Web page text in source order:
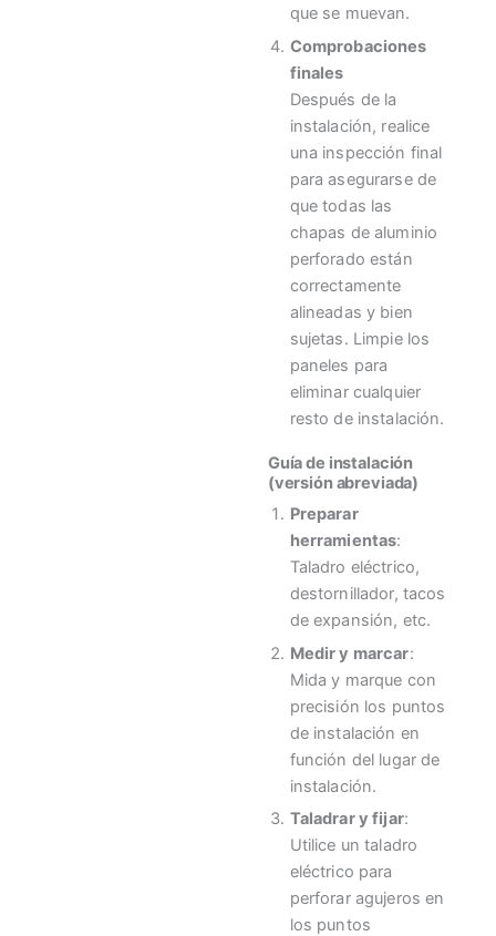
que se muevan.
Comprobaciones
finales
Después de la
instalación, realice
una inspección final
para asegurarse de
que todas las
chapas de aluminio
perforado están
correctamente
alineadas y bien
sujetas. Limpie los
paneles para
eliminar cualquier
resto de instalación.
Guía de instalación
(versión abreviada)
Preparar
herramientas:
Taladro eléctrico,
destornillador, tacos
de expansión, etc.
Medir y marcar:
Mida y marque con
precisión los puntos
de instalación en
función del lugar de
instalación.
Taladrar y fijar:
Utilice un taladro
eléctrico para
perforar agujeros en
los puntos